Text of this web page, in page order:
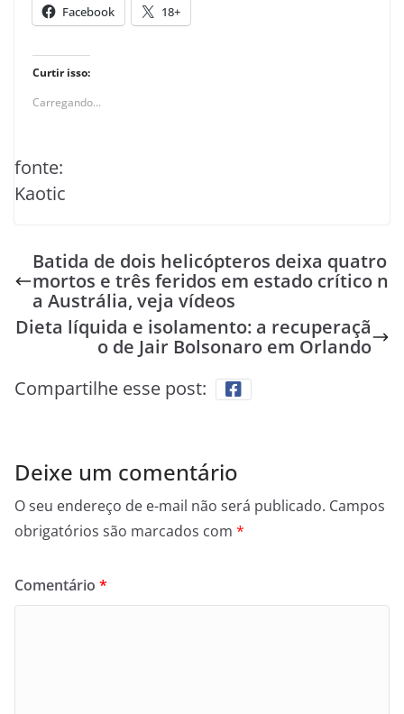
Facebook 18+
Curtir isso:
Carregando...
fonte:
Kaotic
Batida de dois helicópteros deixa quatro
mortos e três feridos em estado crítico n
a Austrália, veja vídeos
Dieta líquida e isolamento: a recuperaçã
o de Jair Bolsonaro em Orlando
Compartilhe esse post:
Deixe um comentário
O seu endereço de e-mail não será publicado. Campos
obrigatórios são marcados com *
Comentário *